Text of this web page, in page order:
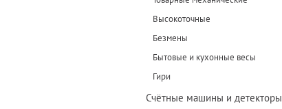
Высокоточные
Безмены
Бытовые и кухонные весы
Гири
Счётные машины и детекторы